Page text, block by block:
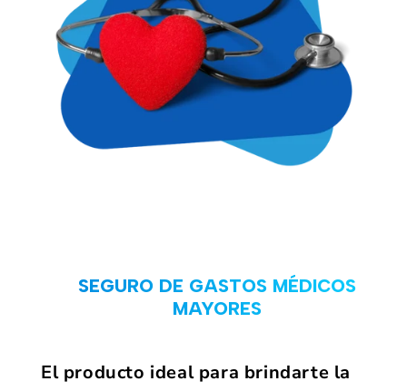
SEGURO DE GASTOS MÉDICOS
MAYORES
El producto ideal para brindarte la